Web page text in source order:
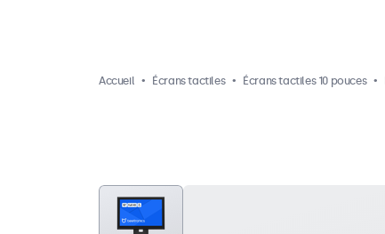
Accueil Écrans tactiles Écrans tactiles 10 pouces